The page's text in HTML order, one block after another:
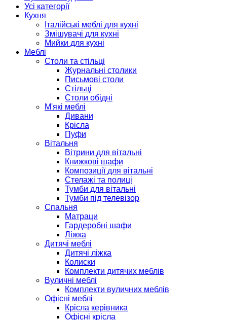
Усі категорії
Кухня
Італійські меблі для кухні
Змішувачі для кухні
Мийки для кухні
Меблі
Столи та стільці
Журнальні столики
Письмові столи
Стільці
Столи обідні
М'які меблі
Дивани
Крісла
Пуфи
Вітальня
Вітрини для вітальні
Книжкові шафи
Композиції для вітальні
Стелажі та полиці
Тумби для вітальні
Тумби під телевізор
Спальня
Матраци
Гардеробні шафи
Ліжка
Дитячі меблі
Дитячі ліжка
Колиски
Комплекти дитячих меблів
Вуличні меблі
Комплекти вуличних меблів
Офісні меблі
Крісла керівника
Офісні крісла